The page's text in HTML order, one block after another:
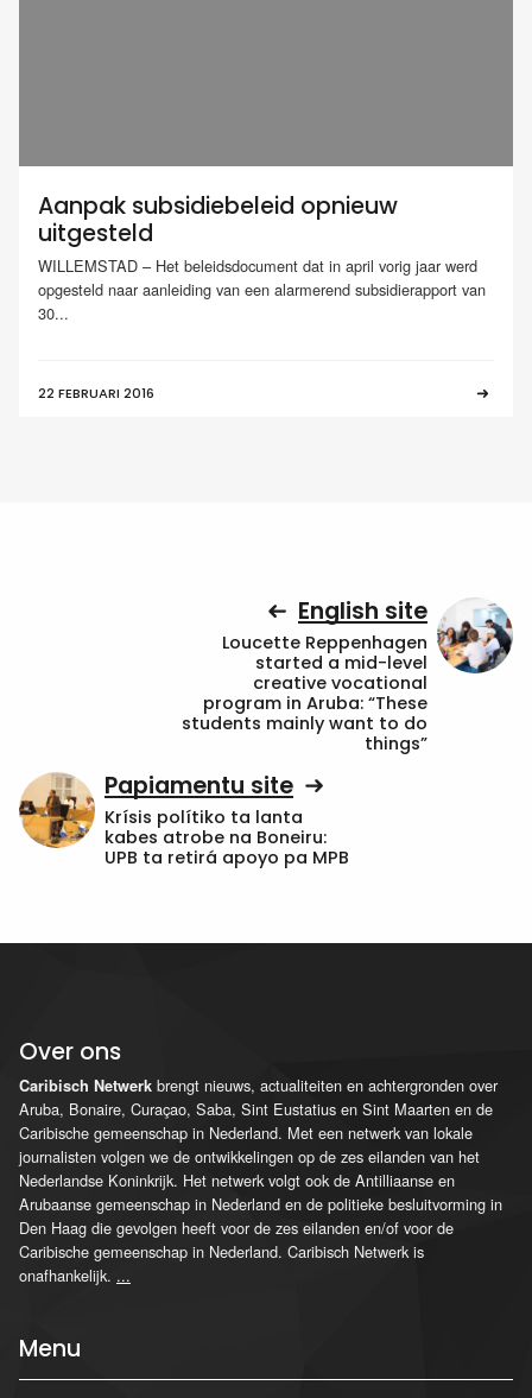
Aanpak subsidiebeleid opnieuw
uitgesteld
WILLEMSTAD – Het beleidsdocument dat in april vorig jaar werd
opgesteld naar aanleiding van een alarmerend subsidierapport van
30...
22 FEBRUARI 2016
English site
Loucette Reppenhagen
started a mid-level
creative vocational
program in Aruba: “These
students mainly want to do
things”
Papiamentu site
Krísis polítiko ta lanta
kabes atrobe na Boneiru:
UPB ta retirá apoyo pa MPB
Over ons
Caribisch Netwerk brengt nieuws, actualiteiten en achtergronden over
Aruba, Bonaire, Curaçao, Saba, Sint Eustatius en Sint Maarten en de
Caribische gemeenschap in Nederland. Met een netwerk van lokale
journalisten volgen we de ontwikkelingen op de zes eilanden van het
Nederlandse Koninkrijk. Het netwerk volgt ook de Antilliaanse en
Arubaanse gemeenschap in Nederland en de politieke besluitvorming in
Den Haag die gevolgen heeft voor de zes eilanden en/of voor de
Caribische gemeenschap in Nederland. Caribisch Netwerk is
onafhankelijk. ...
Menu